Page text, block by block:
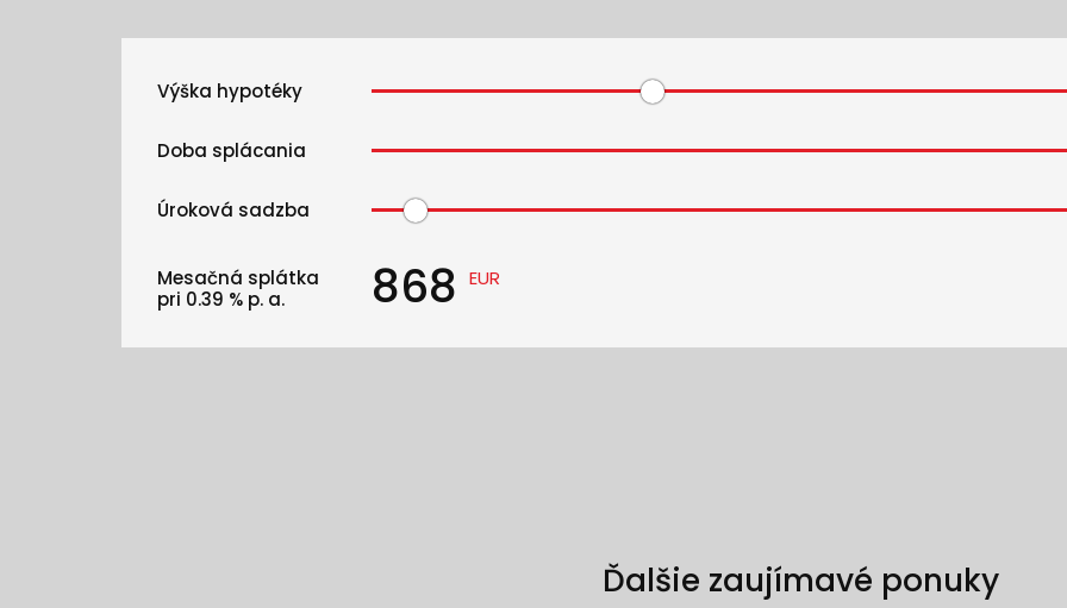
Výška hypotéky
Doba splácania
Úroková sadzba
Mesačná splátka
pri 0.39 % p. a. 868 EUR
Ďalšie zaujímavé ponuky